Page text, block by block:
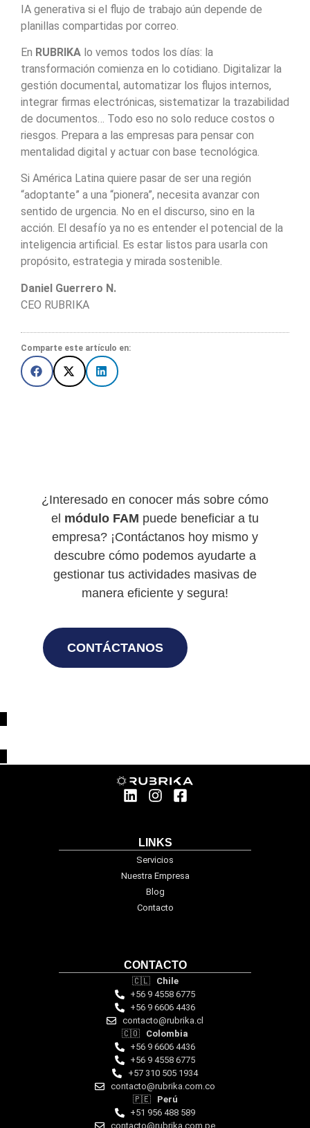
IA generativa si el flujo de trabajo aún depende de
planillas compartidas por correo.
En RUBRIKA lo vemos todos los días: la
transformación comienza en lo cotidiano. Digitalizar la
gestión documental, automatizar los flujos internos,
integrar firmas electrónicas, sistematizar la trazabilidad
de documentos… Todo eso no solo reduce costos o
riesgos. Prepara a las empresas para pensar con
mentalidad digital y actuar con base tecnológica.
Si América Latina quiere pasar de ser una región
“adoptante” a una “pionera”, necesita avanzar con
sentido de urgencia. No en el discurso, sino en la
acción. El desafío ya no es entender el potencial de la
inteligencia artificial. Es estar listos para usarla con
propósito, estrategia y mirada sostenible.
Daniel Guerrero N.
CEO RUBRIKA
Comparte este artículo en:
¿Interesado en conocer más sobre cómo
el módulo FAM puede beneficiar a tu
empresa? ¡Contáctanos hoy mismo y
descubre cómo podemos ayudarte a
gestionar tus actividades masivas de
manera eficiente y segura!
CONTÁCTANOS
LINKS
Servicios
Nuestra Empresa
Blog
Contacto
CONTACTO
🇨🇱 Chile
+56 9 4558 6775
+56 9 6606 4436
contacto@rubrika.cl
🇨🇴 Colombia
+56 9 6606 4436
+56 9 4558 6775
‪+57 310 505 1934‬
contacto@rubrika.com.co
🇵🇪 Perú
+51 956 488 589
contacto@rubrika.com.pe